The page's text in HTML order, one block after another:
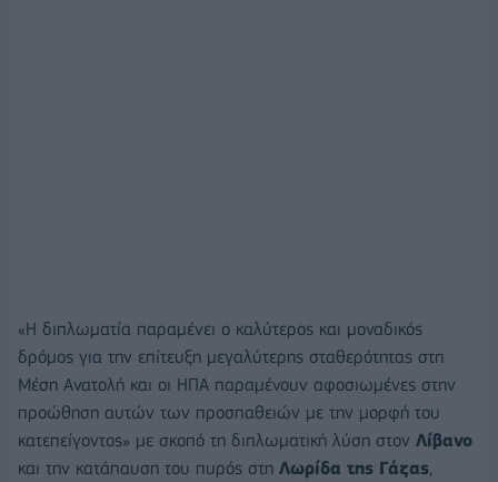
«Η διπλωματία παραμένει ο καλύτερος και μοναδικός
δρόμος για την επίτευξη μεγαλύτερης σταθερότητας στη
Μέση Ανατολή και οι ΗΠΑ παραμένουν αφοσιωμένες στην
προώθηση αυτών των προσπαθειών με την μορφή του
κατεπείγοντος» με σκοπό τη διπλωματική λύση στον Λίβανο
και την κατάπαυση του πυρός στη Λωρίδα της Γάζας